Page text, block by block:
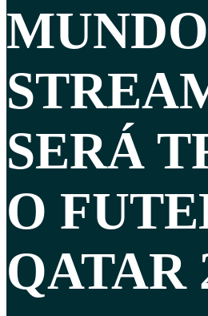
SERÁ
O
QATAR